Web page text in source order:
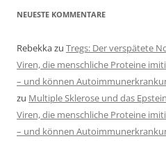
NEUESTE KOMMENTARE
Rebekkazu Tregs: Der verspätete
Viren, die menschliche Proteine
– und können
zu Multiple Sklerose und das
Viren, die menschliche Proteine
– und können